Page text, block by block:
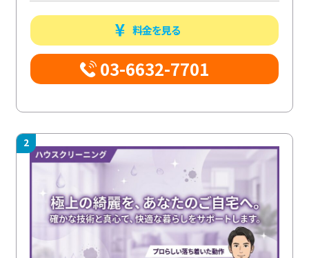
料金を見る
03-6632-7701
2